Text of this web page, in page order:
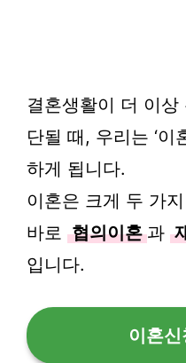
결혼생활이 더 이
단될 때, 우리는 ‘이
하게 됩니다.
이혼은 크게 두 가
바로 협의이혼 과
입니다.
이혼